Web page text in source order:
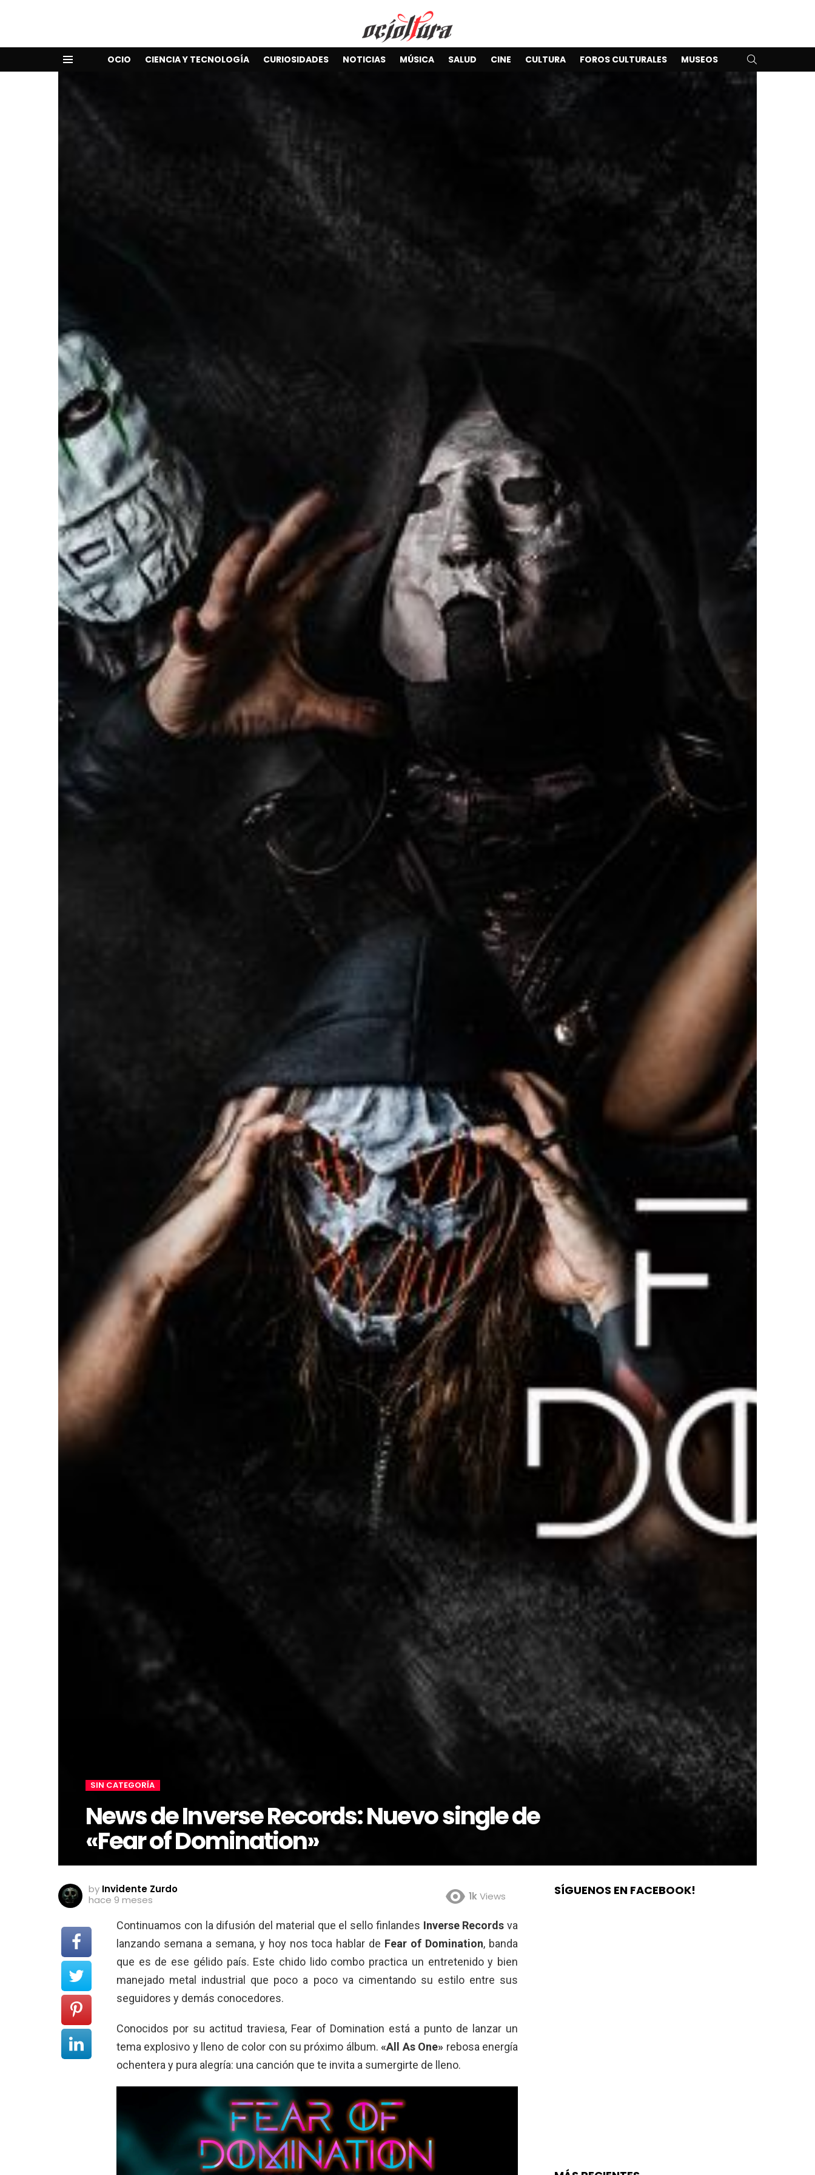
OCIO CIENCIA Y TECNOLOGÍA CURIOSIDADES NOTICIAS MÚSICA SALUD CINE CULTURA FOROS CULTURALES MUSEOS
SIN CATEGORÍA
News de Inverse Records: Nuevo single de
«Fear of Domination»
by Invidente Zurdo
hace 9 meses
1kViews
Continuamos con la difusión del material que el sello finlandes Inverse Records va
lanzando semana a semana, y hoy nos toca hablar de Fear of Domination, banda
que es de ese gélido país. Este chido lido combo practica un entretenido y bien
manejado metal industrial que poco a poco va cimentando su estilo entre sus
seguidores y demás conocedores.
Conocidos por su actitud traviesa, Fear of Domination está a punto de lanzar un
tema explosivo y lleno de color con su próximo álbum.«All As One» rebosa energía
ochentera y pura alegría: una canción que te invita a sumergirte de lleno.
SÍGUENOS EN FACEBOOK!